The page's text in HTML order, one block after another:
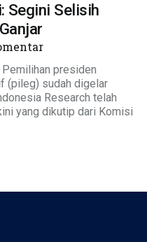
Segini Selisih
presiden
(pileg) sudah digelar
Research telah
yang dikutip dari Komisi